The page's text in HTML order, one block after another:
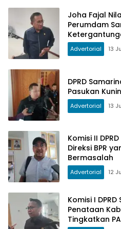
Joha Fajal
Perumdam
Advertorial 13
DPRD
Pasukan
Advertorial 13
Komisi II
Direksi BPR
Bermasalah
Advertorial 12
Komisi I
Penataan
Tingkatkan